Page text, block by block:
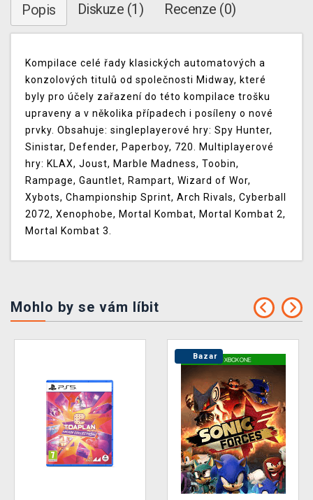
Popis Diskuze (1) Recenze (0)
Kompilace celé řady klasických automatových a
konzolových titulů od společnosti Midway, které
byly pro účely zařazení do této kompilace trošku
upraveny a v několika případech i posíleny o nové
prvky. Obsahuje: singleplayerové hry: Spy Hunter,
Sinistar, Defender, Paperboy, 720. Multiplayerové
hry: KLAX, Joust, Marble Madness, Toobin,
Rampage, Gauntlet, Rampart, Wizard of Wor,
Xybots, Championship Sprint, Arch Rivals, Cyberball
2072, Xenophobe, Mortal Kombat, Mortal Kombat 2,
Mortal Kombat 3.
Mohlo by se vám líbit
Bazar